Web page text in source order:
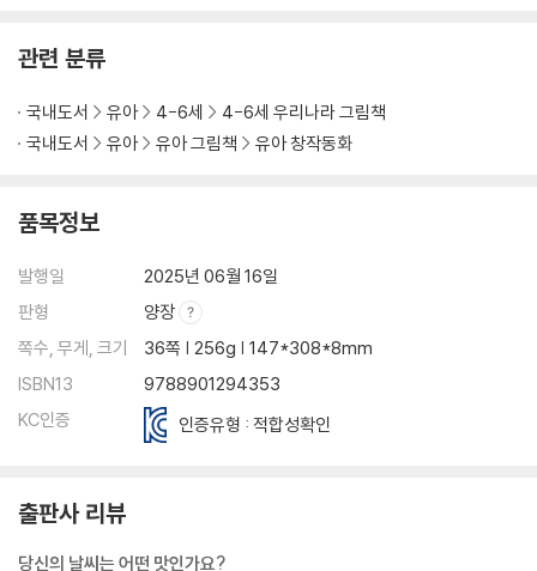
관련 분류
국내도서 유아 4-6세
4-6세 우리나라 그림책
국내도서
유아 유아 그림책 유아 창작동화
품목정보
발행일
2025년 06월 16일
판형
양장
쪽수, 무게, 크기
36쪽 | 256g | 147*308*8mm
ISBN13
9788901294353
KC인증
인증유형 : 적합성확인
출판사 리뷰
당신의 날씨는 어떤 맛인가요?